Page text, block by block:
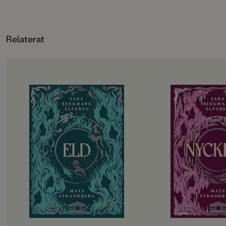
142
Relaterat
OM BOKEN
De utvalda ska börja andra året på
gymnasiet. Hela sommarlovet har
de hållit andan i väntan på
demonernas nästa drag. Men hotet
kommer från ett håll de aldrig
kunnat förutse. Det blir alltmer
uppenbart att något är väldigt,
väldigt fel i Engelsfors. Det
förflutna vävs ihop med nuet. De
levande möter de döda. De utvalda
knyts allt tätare till varandra och
påminns återigen om att magi inte
kan lindra olycklig kärlek eller laga
OM BOKEN
Det har gått drygt
tragedin i
gympasal. De
att återhämta sig
vänds upp och ner
besvaras.
Lojaliteter prövas.
att rinna ut och till
utvalda bara vara
Allt kommer att